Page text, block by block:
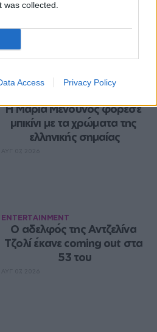
collected.
Access Privacy Policy
Θέματα
Η Μαρία Μενούνος φόρεσε
μπικίνι με τα χρώματα της
ελληνικής σημαίας
ENTERTAINMENT
Ο αδελφός της Αντζελίνα
Τζολί έκανε coming out στα
53 του